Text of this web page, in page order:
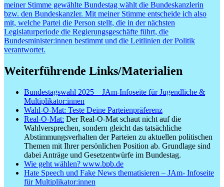
Weiterführende Links/Materialien
Bundestagswahl 2025 – JAm-Infoseite für Jugendliche &
Multiplikator:innen
Wahl-O-Mat: Teste Deine Parteienpräferenz
Real-O-Mat: Der Real-O-Mat schaut nicht auf die
Wahlversprechen, sondern gleicht das tatsächliche
Abstimmungsverhalten der Parteien zu aktuellen politischen
Themen mit Ihrer persönlichen Position ab. Grundlage sind
dabei Anträge und Gesetzentwürfe im Bundestag.
Wie geht wählen? www.bpb.de
Hate Speech und Fake News thematisieren – JAm- Infoseite
für Multiplikator:innen